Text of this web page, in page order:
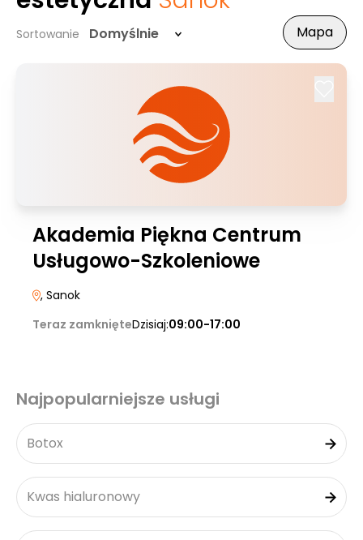
Sortowanie Domyślnie Mapa
Akademia Piękna Centrum
Usługowo-Szkoleniowe
, Sanok
Teraz zamknięteDzisiaj:09:00-17:00
Najpopularniejsze usługi
Botox
Kwas hialuronowy